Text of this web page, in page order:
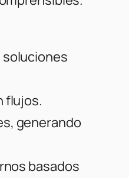
soluciones
flujos.
generando
basados